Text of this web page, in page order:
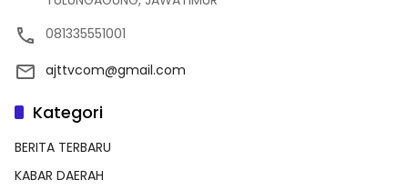
081335551001
ajttvcom@gmail.com
Kategori
BERITA TERBARU
KABAR DAERAH